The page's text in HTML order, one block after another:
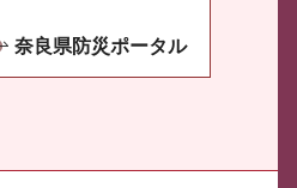
奈良県防災ポータル